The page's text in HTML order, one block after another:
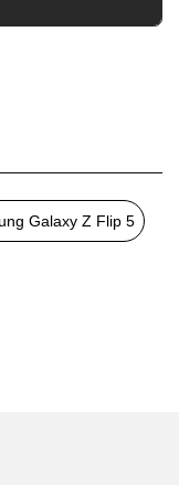
kompatibel
Genomskinlig
Hårdplast (PC)
Galaxy Z Flip 5